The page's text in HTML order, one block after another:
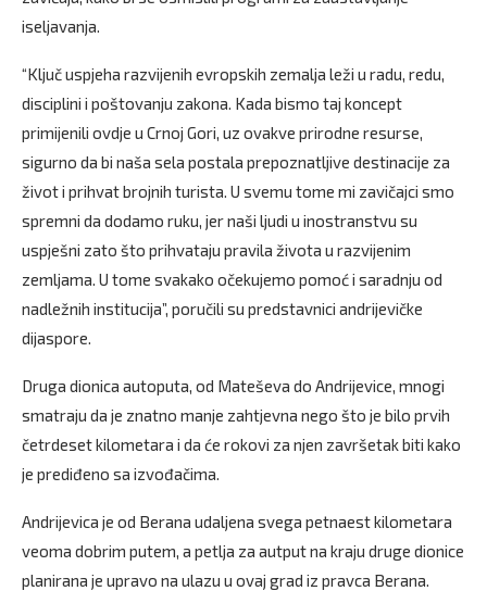
iseljavanja.
“Ključ uspjeha razvijenih evropskih zemalja leži u radu, redu,
disciplini i poštovanju zakona. Kada bismo taj koncept
primijenili ovdje u Crnoj Gori, uz ovakve prirodne resurse,
sigurno da bi naša sela postala prepoznatljive destinacije za
život i prihvat brojnih turista. U svemu tome mi zavičajci smo
spremni da dodamo ruku, jer naši ljudi u inostranstvu su
uspješni zato što prihvataju pravila života u razvijenim
zemljama. U tome svakako očekujemo pomoć i saradnju od
nadležnih institucija”, poručili su predstavnici andrijevičke
dijaspore.
Druga dionica autoputa, od Mateševa do Andrijevice, mnogi
smatraju da je znatno manje zahtjevna nego što je bilo prvih
četrdeset kilometara i da će rokovi za njen završetak biti kako
je prediđeno sa izvođačima.
Andrijevica je od Berana udaljena svega petnaest kilometara
veoma dobrim putem, a petlja za autput na kraju druge dionice
planirana je upravo na ulazu u ovaj grad iz pravca Berana.